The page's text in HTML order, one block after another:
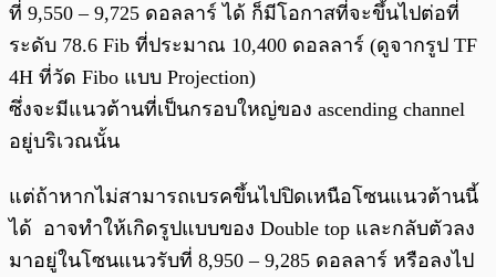
ที่ 9,550 – 9,725 ดอลลาร์ ได้ ก็มีโอกาสที่จะขึ้นไปต่อที่
ระดับ 78.6 Fib ที่ประมาณ 10,400 ดอลลาร์ (ดูจากรูป TF
4H ที่วัด Fibo แบบ Projection)
ซึ่งจะมีแนวต้านที่เป็นกรอบใหญ่ของ ascending channel
อยู่บริเวณนั้น
แต่ถ้าหากไม่สามารถเบรคขึ้นไปปิดเหนือโซนแนวต้านนี้
ได้ อาจทำให้เกิดรูปแบบของ Double top และกลับตัวลง
มาอยู่ในโซนแนวรับที่ 8,950 – 9,285 ดอลลาร์ หรือลงไป